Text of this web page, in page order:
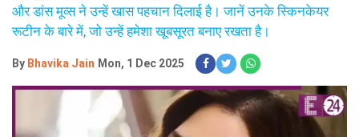
और डांस मूव्स ने उन्हें खास पहचान दिलाई है। जानें उनके स्किनकेयर
रूटीन के बारे में, जो उन्हें हमेशा खूबसूरत बनाए रखता है।
By Bhavika Jain Mon, 1 Dec 2025